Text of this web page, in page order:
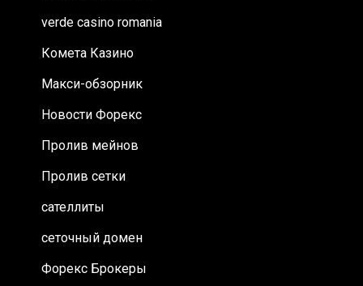
verde casino romania
Комета Казино
Макси-обзорник
Новости Форекс
Пролив мейнов
Пролив сетки
сателлиты
сеточный домен
Форекс Брокеры